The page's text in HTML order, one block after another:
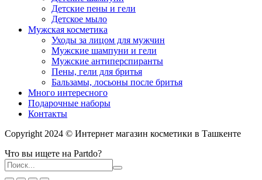
Детские пены и гели
Детское мыло
Мужская косметика
Уходы за лицом для мужчин
Мужские шампуни и гели
Мужские антиперспиранты
Пены, гели для бритья
Бальзамы, лосьоны после бритья
Много интересного
Подарочные наборы
Контакты
Copyright 2024 © Интернет магазин косметики в Ташкенте
Что вы ищете на Partdo?